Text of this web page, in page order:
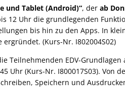
und Tablet (Android)“, der ab
12 Uhr die grundlegenden
bis hin zu den Apps. In
(Kurs-Nr. I802004S02)
Teilnehmenden EDV-Grundlagen
Uhr (Kurs-Nr. I800017S03). Von
Speichern und